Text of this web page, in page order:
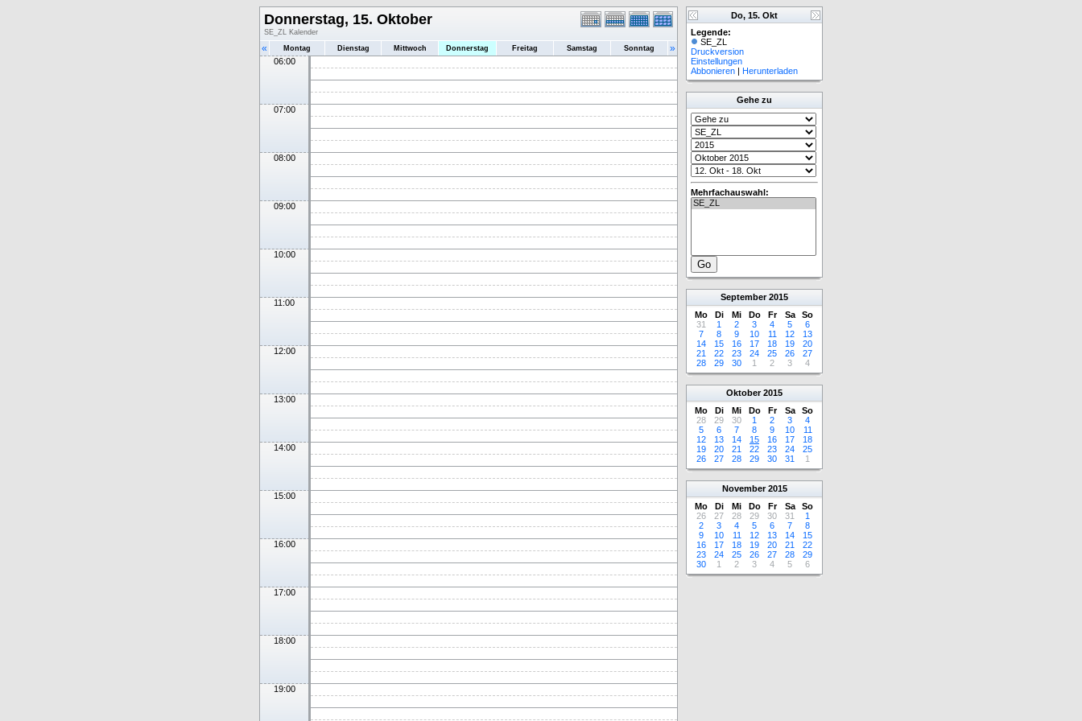
Donnerstag, 15. Oktober
SE_ZL Kalender
« Montag Dienstag Mittwoch Donnerstag Freitag Samstag Sonntag »
06:00
07:00
08:00
09:00
10:00
11:00
12:00
13:00
14:00
15:00
16:00
17:00
18:00
19:00
Do, 15. Okt
Legende:
SE_ZL
Druckversion
Einstellungen
Abbonieren | Herunterladen
Gehe zu
Mehrfachauswahl:
September 2015
Mo
Di Mi Do Fr Sa
So
31
1 2 3 4 5
6
7
8 9 10 11 12
13
14
15 16 17 18 19
20
21
22 23 24 25 26
27
28
29 30 1 2 3 4
Oktober 2015
Mo
Di Mi Do Fr Sa
So
28
29 30 1 2 3
4
5
6 7 8 9 10
11
12
13 14 15 16 17
18
19
20 21 22 23 24
25
26
27 28 29 30 31 1
November 2015
Mo
Di Mi Do Fr Sa
So
26
27 28 29 30 31
1
2
3 4 5 6 7
8
9
10 11 12 13 14
15
16
17 18 19 20 21
22
23
24 25 26 27 28
29
30
1 2 3 4 5 6